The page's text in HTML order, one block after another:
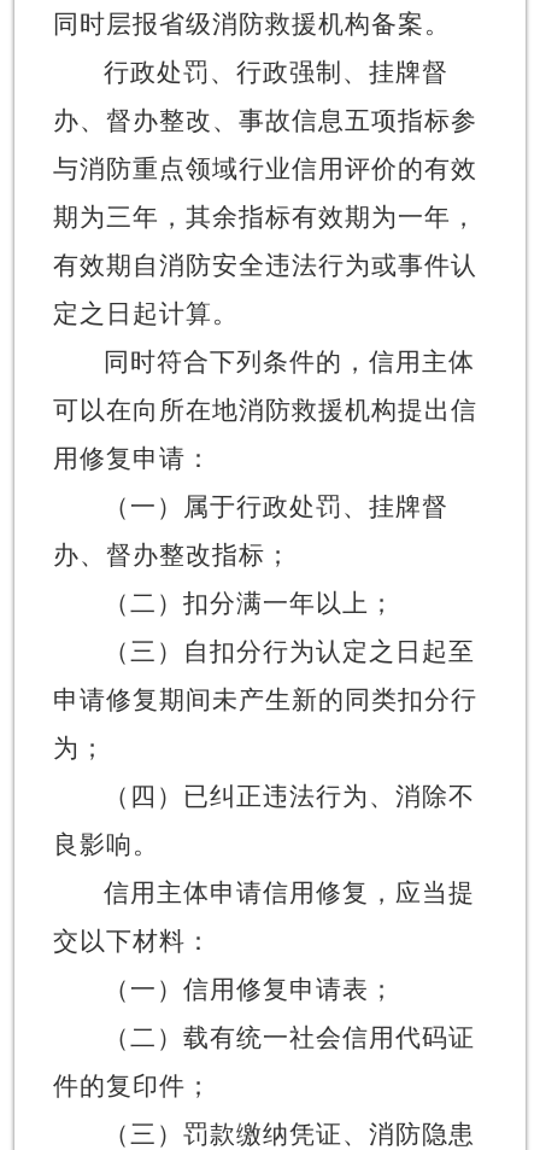
同时层报省级消防救援机构备案。
行政处罚、行政强制、挂牌督
办、督办整改、事故信息五项指标参
与消防重点领域行业信用评价的有效
期为三年，其余指标有效期为一年，
有效期自消防安全违法行为或事件认
定之日起计算。
同时符合下列条件的，信用主体
可以在向所在地消防救援机构提出信
用修复申请：
（一）属于行政处罚、挂牌督
办、督办整改指标；
（二）扣分满一年以上；
（三）自扣分行为认定之日起至
申请修复期间未产生新的同类扣分行
为；
（四）已纠正违法行为、消除不
良影响。
信用主体申请信用修复，应当提
交以下材料：
（一）信用修复申请表；
（二）载有统一社会信用代码证
件的复印件；
（三）罚款缴纳凭证、消防隐患